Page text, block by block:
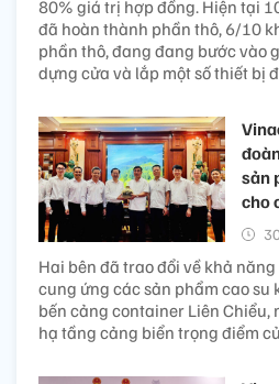
80% giá trị hợp đồng. Hiện tại
đã hoàn thành phần thô, 6/10
phần thô, đang đang bước vào
dựng cửa và lắp một số thiết bị
sản
cho
Hai bên đã trao đổi về khả
cung ứng các sản phẩm cao su
bến cảng container Liên Chiểu,
hạ tầng cảng biển trọng điểm